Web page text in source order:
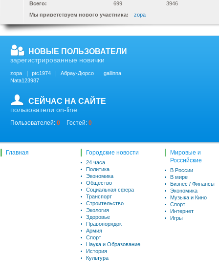
Всего:
699
3946
Мы приветствуем нового участника:
zopa
НОВЫЕ ПОЛЬЗОВАТЕЛИ
зарегистрированные новички
zopa ptc1974 Абрау-Дюрсо
gallinna
Nata123987
СЕЙЧАС НА САЙТЕ
пользователи on-line
Пользователей: 0 Гостей: 0
Главная Городские новости
24 часа
Политика
Экономика
Общество
Социальная сфера
Транспорт
Строительство
Экология
Здоровье
Правопорядок
Армия
Спорт
Наука и Образование
История
Культура
Мировые и
Российские
В России
В мире
Бизнес / Финансы
Экономика
Музыка и Кино
Спорт
Интернет
Игры